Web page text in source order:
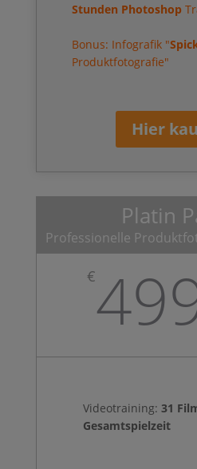
Stunden Photoshop
Bonus: Infografik "
Produktfotografie"
Hier
Platin
Professionelle
€
Videotraining: 31
Gesamtspielzeit